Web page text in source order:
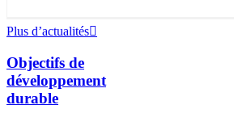
Plus d’actualités
Objectifs de
développement
durable